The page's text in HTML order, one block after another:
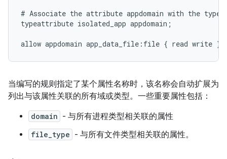
# Associate the attribute appdomain with the type
typeattribute isolated_app appdomain;
当编写的规则指定了某个属性名称时，该名称会自动扩展为
列出与该属性关联的所有域或类型。一些重要属性包括：
domain - 与所有进程类型相关联的属性
file_type - 与所有文件类型相关联的属性。